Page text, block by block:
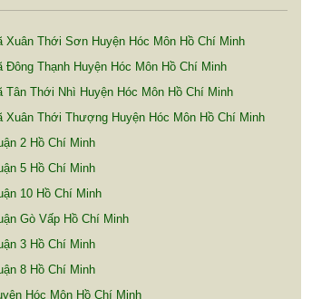
Xuân Thới Sơn Huyện Hóc Môn Hồ Chí Minh
Đông Thạnh Huyện Hóc Môn Hồ Chí Minh
Tân Thới Nhì Huyện Hóc Môn Hồ Chí Minh
Xuân Thới Thượng Huyện Hóc Môn Hồ Chí Minh
2 Hồ Chí Minh
5 Hồ Chí Minh
10 Hồ Chí Minh
Gò Vấp Hồ Chí Minh
3 Hồ Chí Minh
8 Hồ Chí Minh
Hóc Môn Hồ Chí Minh